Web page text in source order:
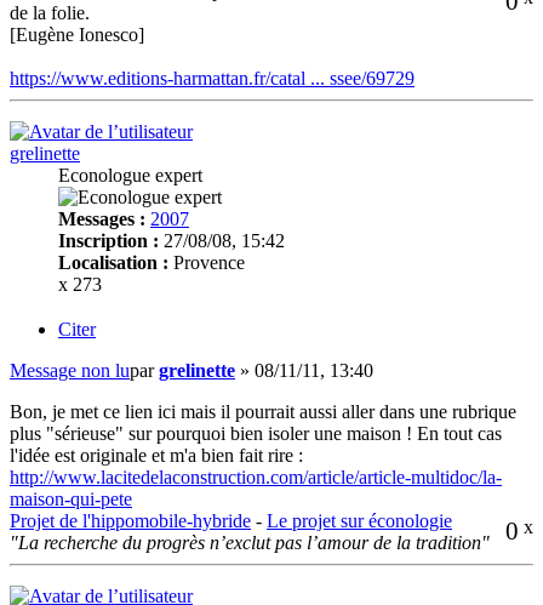
de la folie.
[Eugène Ionesco]
https://www.editions-harmattan.fr/catal ... ssee/69729
grelinette
Econologue expert
Messages : 2007
Inscription : 27/08/08, 15:42
Localisation : Provence
x 273
Citer
Message non lupargrelinette » 08/11/11, 13:40
Bon, je met ce lien ici mais il pourrait aussi aller dans une rubrique
plus "sérieuse" sur pourquoi bien isoler une maison ! En tout cas
l'idée est originale et m'a bien fait rire :
http://www.lacitedelaconstruction.com/article/article-multidoc/la-
maison-qui-pete
0 x
Projet de l'hippomobile-hybride - Le projet sur éconologie
"La recherche du progrès n’exclut pas l’amour de la tradition"